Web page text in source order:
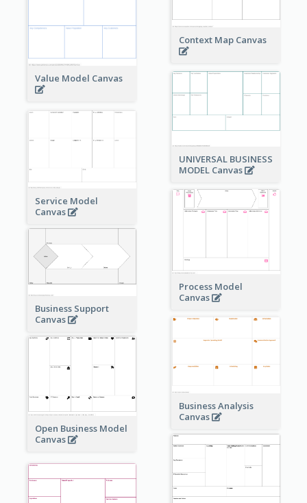
Context Map Canvas
Value Model Canvas
UNIVERSAL BUSINESS
MODEL Canvas
Service Model
Canvas
Process Model
Canvas
Business Support
Canvas
Business Analysis
Canvas
Open Business Model
Canvas